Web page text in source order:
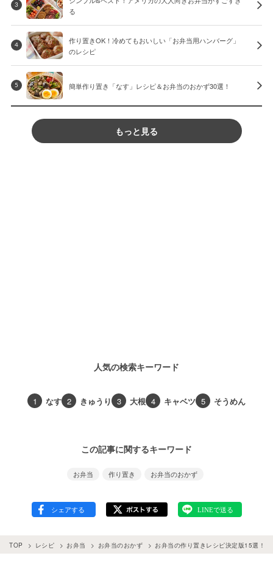
3
る
4
作り置きOK！冷めてもおいしい「お弁当用ハンバーグ」
のレシピ
5 簡単作り置き「なす」レシピ＆お弁当のおかず30選！
もっと見る
人気の検索キーワード
1 なす 2 きゅうり 3 大根 4 キャベツ 5 そうめん
この記事に関するキーワード
お弁当 作り置き お弁当のおかず
TOP レシピ お弁当 お弁当のおかず お弁当の作り置きレシピ決定版15選！